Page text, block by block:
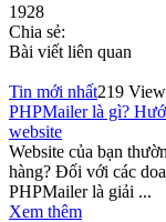
1928
Chia sẻ:
Bài viết liên quan
Tin mới nhất219 View
PHPMailer là gì?
website
Website của bạn
hàng? Đối với các
PHPMailer là giải ...
Xem thêm